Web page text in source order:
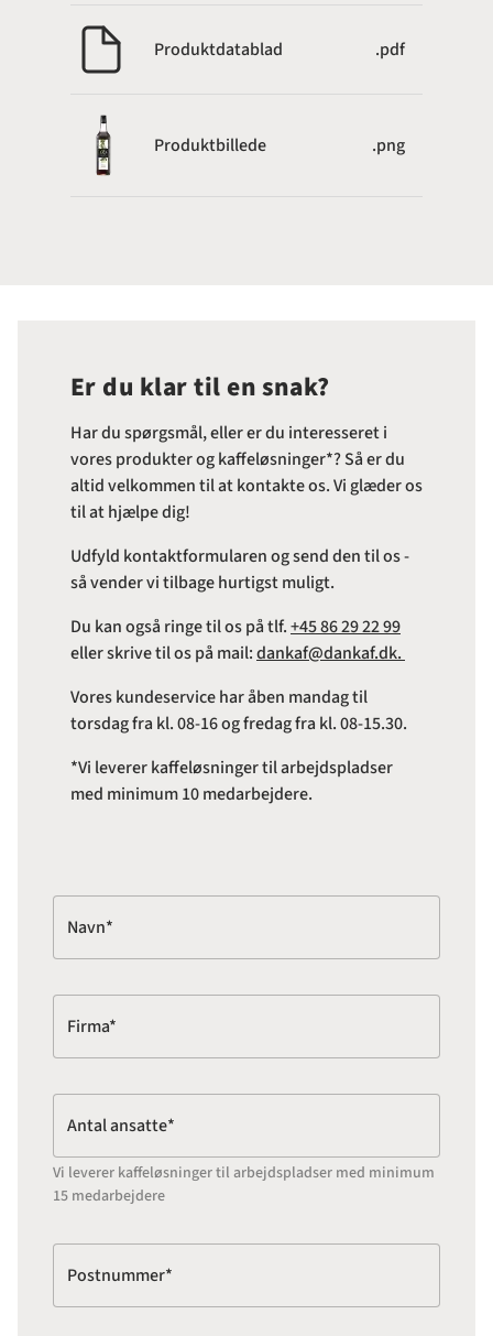
Produktdatablad .pdf
Produktbillede .png
Er du klar til en snak?
Har du spørgsmål, eller er du interesseret i
vores produkter og kaffeløsninger*? Så er du
altid velkommen til at kontakte os. Vi glæder os
til at hjælpe dig!
Udfyld kontaktformularen og send den til os -
så vender vi tilbage hurtigst muligt.
Du kan også ringe til os på tlf.+45 86 29 22 99
eller skrive til os på mail:dankaf@dankaf.dk.
Vores kundeservice har åben mandag til
torsdag fra kl. 08-16 og fredag fra kl. 08-15.30.
*Vi leverer kaffeløsninger til arbejdspladser
med minimum 10 medarbejdere.
Navn*
Firma*
Antal ansatte*
Vi leverer kaffeløsninger til arbejdspladser med minimum
15 medarbejdere
Postnummer*